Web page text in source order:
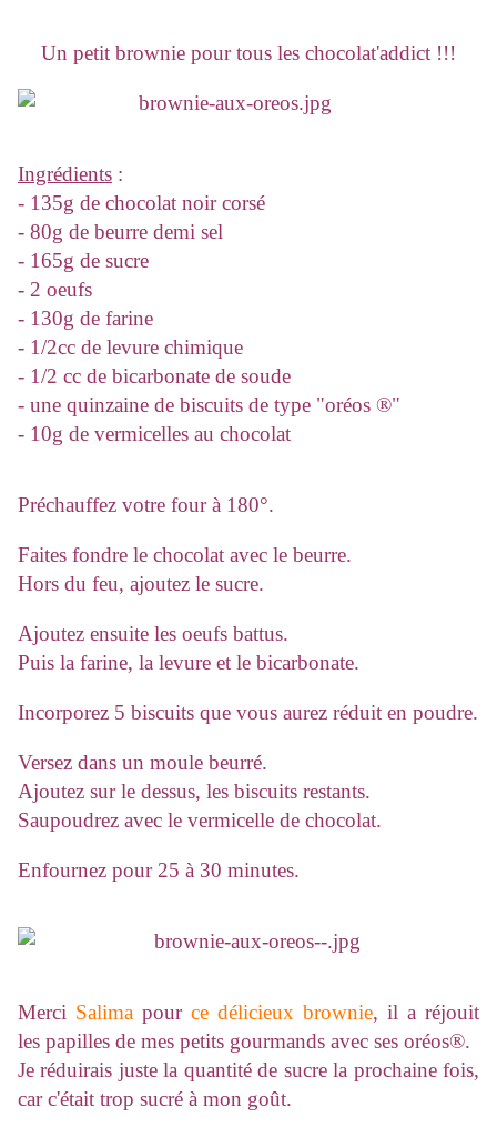
Un petit brownie pour tous les chocolat'addict !!!
Ingrédients :
- 135g de chocolat noir corsé
- 80g de beurre demi sel
- 165g de sucre
- 2 oeufs
- 130g de farine
- 1/2cc de levure chimique
- 1/2 cc de bicarbonate de soude
- une quinzaine de biscuits de type "oréos ®"
- 10g de vermicelles au chocolat
Préchauffez votre four à 180°.
Faites fondre le chocolat avec le beurre.
Hors du feu, ajoutez le sucre.
Ajoutez ensuite les oeufs battus.
Puis la farine, la levure et le bicarbonate.
Incorporez 5 biscuits que vous aurez réduit en poudre.
Versez dans un moule beurré.
Ajoutez sur le dessus, les biscuits restants.
Saupoudrez avec le vermicelle de chocolat.
Enfournez pour 25 à 30 minutes.
Merci Salima pour ce délicieux brownie, il a réjouit
les papilles de mes petits gourmands avec ses oréos®.
Je réduirais juste la quantité de sucre la prochaine fois,
car c'était trop sucré à mon goût.